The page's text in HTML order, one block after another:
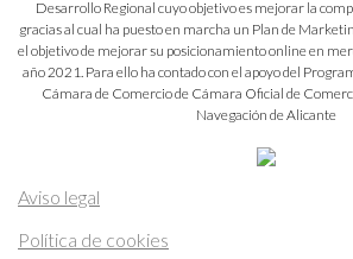
Desarrollo Regional cuyo objetivo es mejorar la
gracias al cual ha puesto en marcha un Plan de
el objetivo de mejorar su posicionamiento online en
año 2021. Para ello ha contado con el apoyo del
Cámara de Comercio de Cámara Oficial de
Navegación de Alicante
Aviso legal
Política de cookies